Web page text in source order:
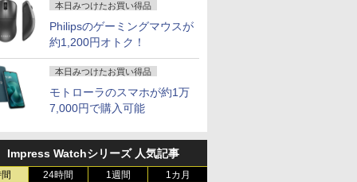
本日みつけたお買い得品
Philipsのゲーミングマウスが
約1,200円オトク！
本日みつけたお買い得品
モトローラのスマホが約1万
7,000円で購入可能
Impress Watchシリーズ 人気記事
24時間 1週間 1カ月